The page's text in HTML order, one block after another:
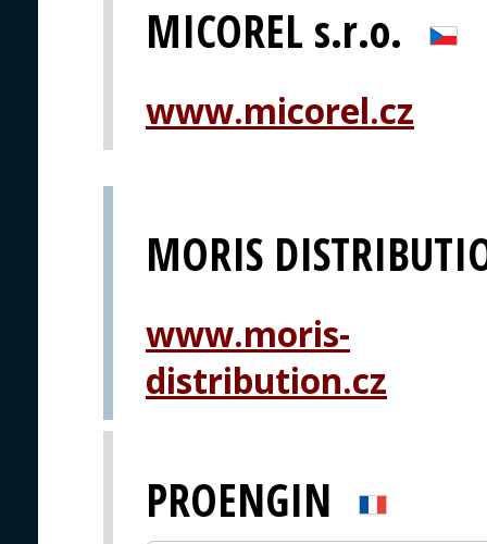
MICOREL s.r.o.
www.micorel.cz
MORIS
www.moris-
distribution.cz
PROENGIN